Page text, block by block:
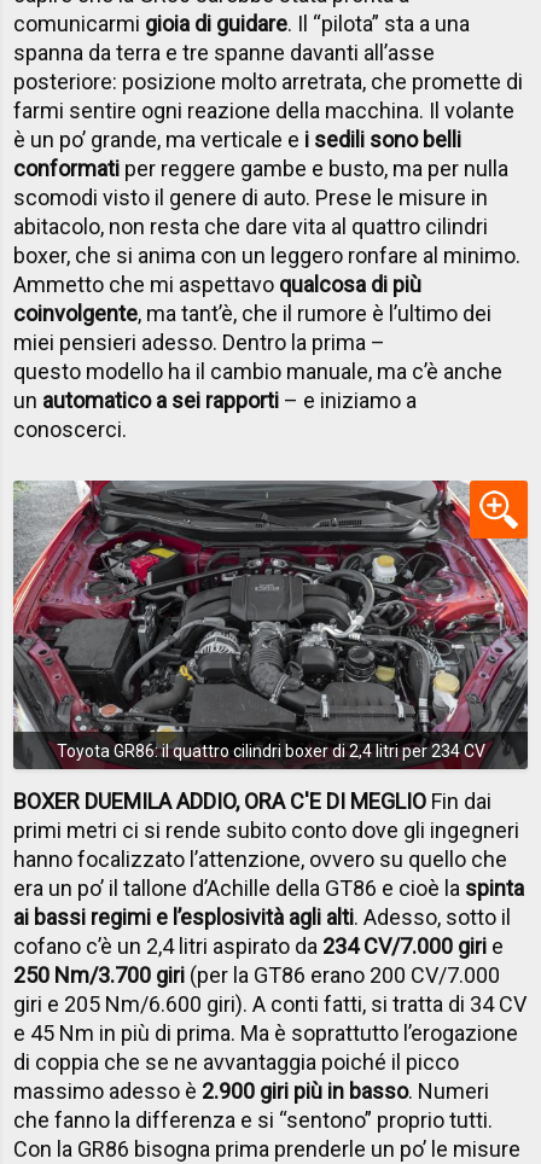
comunicarmi gioia di guidare. Il “pilota” sta a una
spanna da terra e tre spanne davanti all’asse
posteriore: posizione molto arretrata, che promette di
farmi sentire ogni reazione della macchina. Il volante
è un po’ grande, ma verticale e i sedili sono belli
conformati per reggere gambe e busto, ma per nulla
scomodi visto il genere di auto. Prese le misure in
abitacolo, non resta che dare vita al quattro cilindri
boxer, che si anima con un leggero ronfare al minimo.
Ammetto che mi aspettavo qualcosa di più
coinvolgente, ma tant’è, che il rumore è l’ultimo dei
miei pensieri adesso. Dentro la prima –
questo modello ha il cambio manuale, ma c’è anche
un automatico a sei rapporti – e iniziamo a
conoscerci.
Toyota GR86: il quattro cilindri boxer di 2,4 litri per 234 CV
BOXER DUEMILA ADDIO, ORA C'E DI MEGLIO Fin dai
primi metri ci si rende subito conto dove gli ingegneri
hanno focalizzato l’attenzione, ovvero su quello che
era un po’ il tallone d’Achille della GT86 e cioè la spinta
ai bassi regimi e l’esplosività agli alti. Adesso, sotto il
cofano c’è un 2,4 litri aspirato da 234 CV/7.000 giri e
250 Nm/3.700 giri (per la GT86 erano 200 CV/7.000
giri e 205 Nm/6.600 giri). A conti fatti, si tratta di 34 CV
e 45 Nm in più di prima. Ma è soprattutto l’erogazione
di coppia che se ne avvantaggia poiché il picco
massimo adesso è 2.900 giri più in basso. Numeri
che fanno la differenza e si “sentono” proprio tutti.
Con la GR86 bisogna prima prenderle un po’ le misure